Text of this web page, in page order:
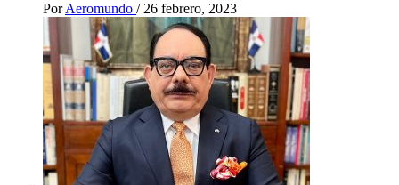
Por Aeromundo / 26 febrero, 2023